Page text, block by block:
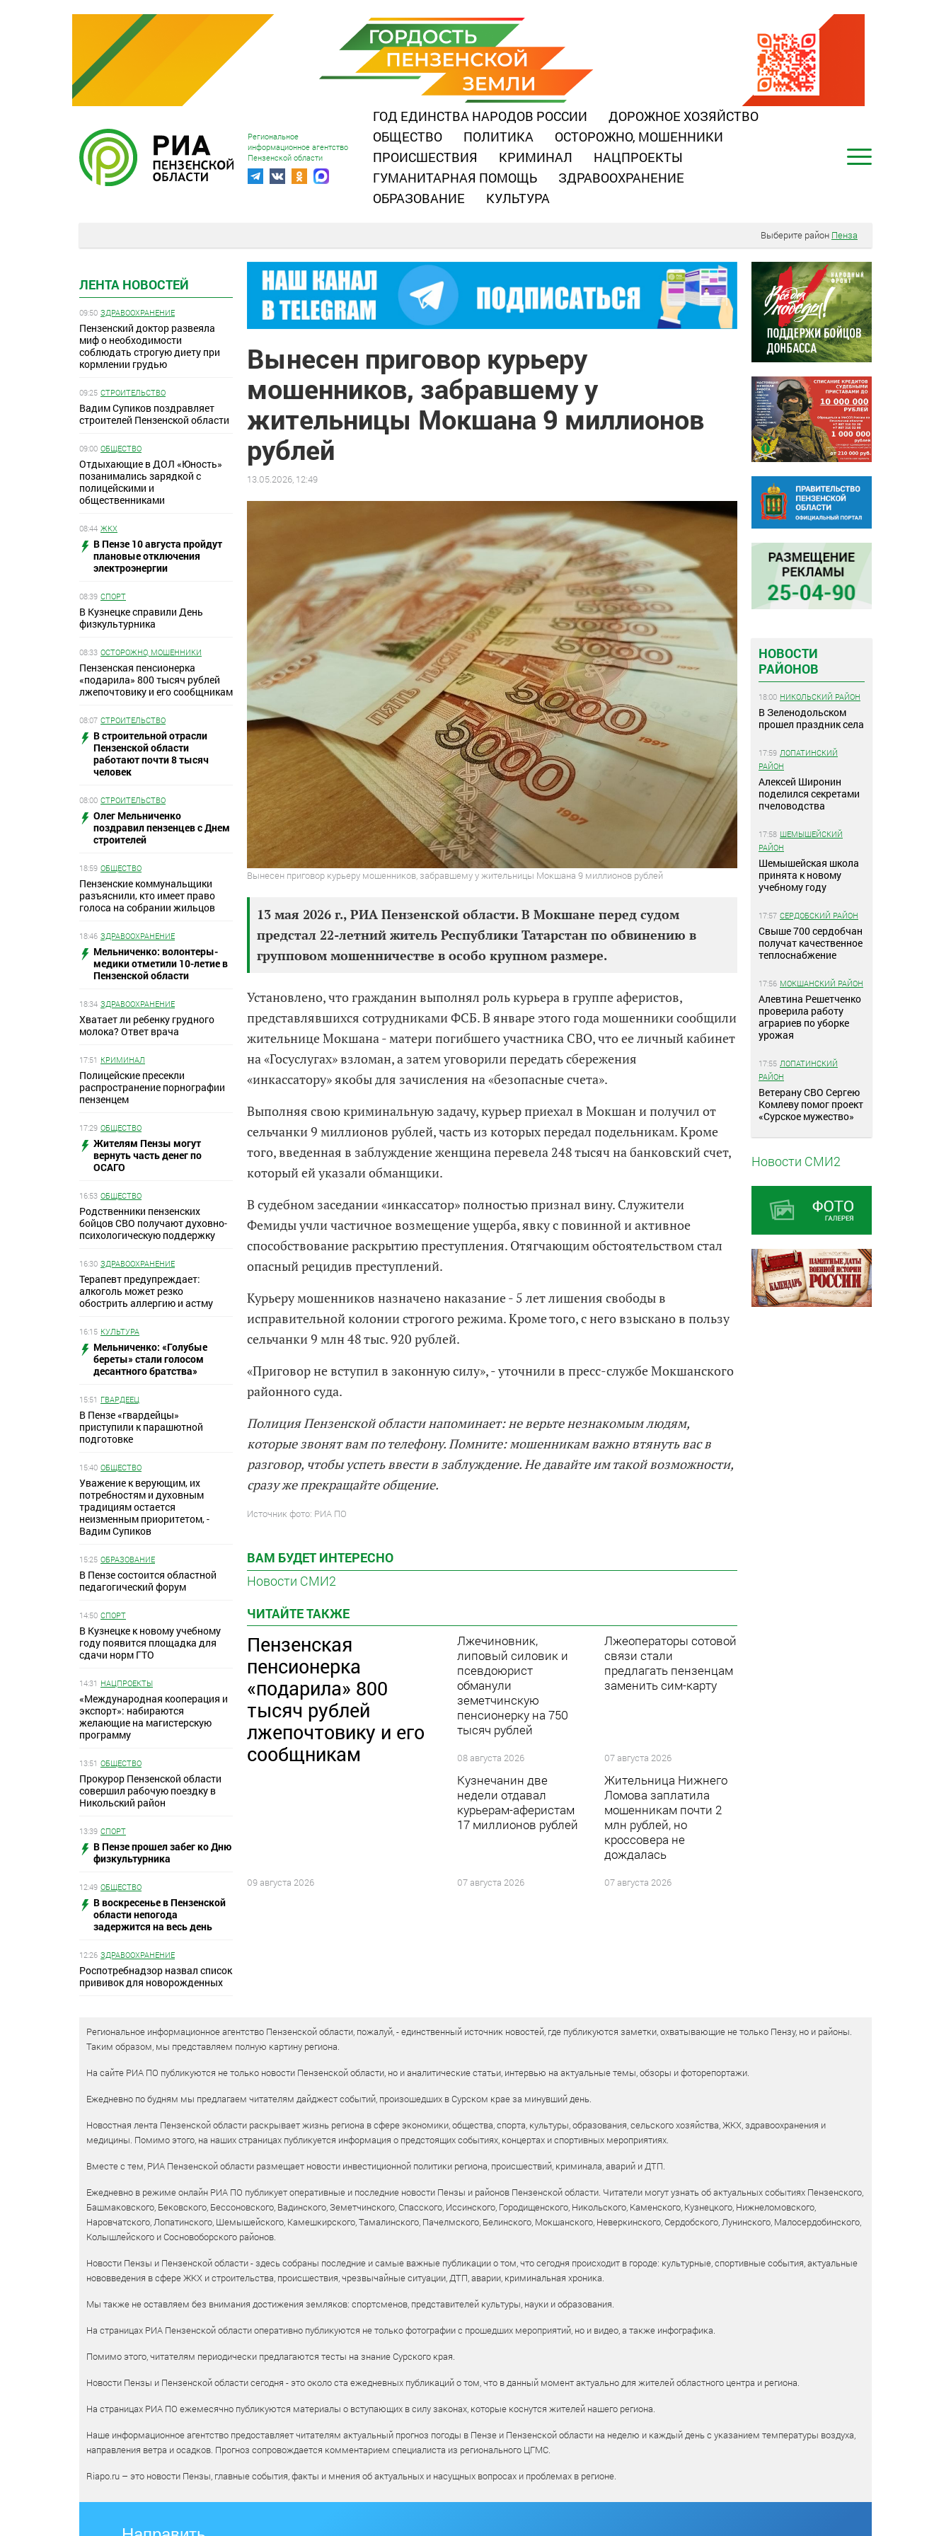
Региональное
информационное агентство
Пензенской области
ГОД ЕДИНСТВА НАРОДОВ РОССИИ
ДОРОЖНОЕ ХОЗЯЙСТВО
ОБЩЕСТВО
ПОЛИТИКА
ОСТОРОЖНО, МОШЕННИКИ
ПРОИСШЕСТВИЯ
КРИМИНАЛ
НАЦПРОЕКТЫ
ГУМАНИТАРНАЯ ПОМОЩЬ
ЗДРАВООХРАНЕНИЕ
ОБРАЗОВАНИЕ
КУЛЬТУРА
Выберите район Пенза
ЛЕНТА НОВОСТЕЙ
09:50 ЗДРАВООХРАНЕНИЕ
Пензенский доктор развеяла
миф о необходимости
соблюдать строгую диету при
кормлении грудью
09:25 СТРОИТЕЛЬСТВО
Вадим Супиков поздравляет
строителей Пензенской области
09:00 ОБЩЕСТВО
Отдыхающие в ДОЛ «Юность»
позанимались зарядкой с
полицейскими и
общественниками
08:44 ЖКХ
В Пензе 10 августа пройдут
плановые отключения
электроэнергии
08:39 СПОРТ
В Кузнецке справили День
физкультурника
08:33 ОСТОРОЖНО, МОШЕННИКИ
Пензенская пенсионерка
«подарила» 800 тысяч рублей
лжепочтовику и его сообщникам
08:07 СТРОИТЕЛЬСТВО
В строительной отрасли
Пензенской области
работают почти 8 тысяч
человек
08:00 СТРОИТЕЛЬСТВО
Олег Мельниченко
поздравил пензенцев с Днем
строителей
18:59 ОБЩЕСТВО
Пензенские коммунальщики
разъяснили, кто имеет право
голоса на собрании жильцов
18:46 ЗДРАВООХРАНЕНИЕ
Мельниченко: волонтеры-
медики отметили 10-летие в
Пензенской области
18:34 ЗДРАВООХРАНЕНИЕ
Хватает ли ребенку грудного
молока? Ответ врача
17:51 КРИМИНАЛ
Полицейские пресекли
распространение порнографии
пензенцем
17:29 ОБЩЕСТВО
Жителям Пензы могут
вернуть часть денег по
ОСАГО
16:53 ОБЩЕСТВО
Родственники пензенских
бойцов СВО получают духовно-
психологическую поддержку
16:30 ЗДРАВООХРАНЕНИЕ
Терапевт предупреждает:
алкоголь может резко
обострить аллергию и астму
16:15 КУЛЬТУРА
Мельниченко: «Голубые
береты» стали голосом
десантного братства»
15:51 ГВАРДЕЕЦ
В Пензе «гвардейцы»
приступили к парашютной
подготовке
15:40 ОБЩЕСТВО
Уважение к верующим, их
потребностям и духовным
традициям остается
неизменным приоритетом, -
Вадим Супиков
15:25 ОБРАЗОВАНИЕ
В Пензе состоится областной
педагогический форум
14:50 СПОРТ
В Кузнецке к новому учебному
году появится площадка для
сдачи норм ГТО
14:31 НАЦПРОЕКТЫ
«Международная кооперация и
экспорт»: набираются
желающие на магистерскую
программу
13:51 ОБЩЕСТВО
Прокурор Пензенской области
совершил рабочую поездку в
Никольский район
13:39 СПОРТ
В Пензе прошел забег ко Дню
физкультурника
12:49 ОБЩЕСТВО
В воскресенье в Пензенской
области непогода
задержится на весь день
12:26 ЗДРАВООХРАНЕНИЕ
Роспотребнадзор назвал список
прививок для новорожденных
Вынесен приговор курьеру
мошенников, забравшему у
жительницы Мокшана 9 миллионов
рублей
13.05.2026, 12:49
Вынесен приговор курьеру мошенников, забравшему у жительницы Мокшана 9 миллионов рублей
13 мая 2026 г., РИА Пензенской области. В Мокшане перед судом
предстал 22-летний житель Республики Татарстан по обвинению в
групповом мошенничестве в особо крупном размере.
Установлено, что гражданин выполнял роль курьера в группе аферистов,
представлявшихся сотрудниками ФСБ. В январе этого года мошенники сообщили
жительнице Мокшана - матери погибшего участника СВО, что ее личный кабинет
на «Госуслугах» взломан, а затем уговорили передать сбережения
«инкассатору» якобы для зачисления на «безопасные счета».
Выполняя свою криминальную задачу, курьер приехал в Мокшан и получил от
сельчанки 9 миллионов рублей, часть из которых передал подельникам. Кроме
того, введенная в заблуждение женщина перевела 248 тысяч на банковский счет,
который ей указали обманщики.
В судебном заседании «инкассатор» полностью признал вину. Служители
Фемиды учли частичное возмещение ущерба, явку с повинной и активное
способствование раскрытию преступления. Отягчающим обстоятельством стал
опасный рецидив преступлений.
Курьеру мошенников назначено наказание - 5 лет лишения свободы в
исправительной колонии строгого режима. Кроме того, с него взыскано в пользу
сельчанки 9 млн 48 тыс. 920 рублей.
«Приговор не вступил в законную силу», - уточнили в пресс-службе Мокшанского
районного суда.
Полиция Пензенской области напоминает: не верьте незнакомым людям,
которые звонят вам по телефону. Помните: мошенникам важно втянуть вас в
разговор, чтобы успеть ввести в заблуждение. Не давайте им такой возможности,
сразу же прекращайте общение.
Источник фото: РИА ПО
ВАМ БУДЕТ ИНТЕРЕСНО
Новости СМИ2
ЧИТАЙТЕ ТАКЖЕ
Пензенская
пенсионерка
«подарила» 800
тысяч рублей
лжепочтовику и его
сообщникам
09 августа 2026
Лжечиновник,
липовый силовик и
псевдоюрист
обманули
земетчинскую
пенсионерку на 750
тысяч рублей
08 августа 2026
Лжеоператоры сотовой
связи стали
предлагать пензенцам
заменить сим-карту
07 августа 2026
Кузнечанин две
недели отдавал
курьерам-аферистам
17 миллионов рублей
07 августа 2026
Жительница Нижнего
Ломова заплатила
мошенникам почти 2
млн рублей, но
кроссовера не
дождалась
07 августа 2026
НОВОСТИ
РАЙОНОВ
18:00 НИКОЛЬСКИЙ РАЙОН
В Зеленодольском
прошел праздник села
17:59 ЛОПАТИНСКИЙ
РАЙОН
Алексей Широнин
поделился секретами
пчеловодства
17:58 ШЕМЫШЕЙСКИЙ
РАЙОН
Шемышейская школа
принята к новому
учебному году
17:57 СЕРДОБСКИЙ РАЙОН
Свыше 700 сердобчан
получат качественное
теплоснабжение
17:56 МОКШАНСКИЙ РАЙОН
Алевтина Решетченко
проверила работу
аграриев по уборке
урожая
17:55 ЛОПАТИНСКИЙ
РАЙОН
Ветерану СВО Сергею
Комлеву помог проект
«Сурское мужество»
Новости СМИ2
Региональное информационное агентство Пензенской области, пожалуй, - единственный источник новостей, где публикуются заметки, охватывающие не только Пензу, но и районы.
Таким образом, мы представляем полную картину региона.
На сайте РИА ПО публикуются не только новости Пензенской области, но и аналитические статьи, интервью на актуальные темы, обзоры и фоторепортажи.
Ежедневно по будням мы предлагаем читателям дайджест событий, произошедших в Сурском крае за минувший день.
Новостная лента Пензенской области раскрывает жизнь региона в сфере экономики, общества, спорта, культуры, образования, сельского хозяйства, ЖКХ, здравоохранения и
медицины. Помимо этого, на наших страницах публикуется информация о предстоящих событиях, концертах и спортивных мероприятиях.
Вместе с тем, РИА Пензенской области размещает новости инвестиционной политики региона, происшествий, криминала, аварий и ДТП.
Ежедневно в режиме онлайн РИА ПО публикует оперативные и последние новости Пензы и районов Пензенской области. Читатели могут узнать об актуальных событиях Пензенского,
Башмаковского, Бековского, Бессоновского, Вадинского, Земетчинского, Спасского, Иссинского, Городищенского, Никольского, Каменского, Кузнецкого, Нижнеломовского,
Наровчатского, Лопатинского, Шемышейского, Камешкирского, Тамалинского, Пачелмского, Белинского, Мокшанского, Неверкинского, Сердобского, Лунинского, Малосердобинского,
Колышлейского и Сосновоборского районов.
Новости Пензы и Пензенской области - здесь собраны последние и самые важные публикации о том, что сегодня происходит в городе: культурные, спортивные события, актуальные
нововведения в сфере ЖКХ и строительства, происшествия, чрезвычайные ситуации, ДТП, аварии, криминальная хроника.
Мы также не оставляем без внимания достижения земляков: спортсменов, представителей культуры, науки и образования.
На страницах РИА Пензенской области оперативно публикуются не только фотографии с прошедших мероприятий, но и видео, а также инфографика.
Помимо этого, читателям периодически предлагаются тесты на знание Сурского края.
Новости Пензы и Пензенской области сегодня - это около ста ежедневных публикаций о том, что в данный момент актуально для жителей областного центра и региона.
На страницах РИА ПО ежемесячно публикуются материалы о вступающих в силу законах, которые коснутся жителей нашего региона.
Наше информационное агентство предоставляет читателям актуальный прогноз погоды в Пензе и Пензенской области на неделю и каждый день с указанием температуры воздуха,
направления ветра и осадков. Прогноз сопровождается комментарием специалиста из регионального ЦГМС.
Riapo.ru – это новости Пензы, главные события, факты и мнения об актуальных и насущных вопросах и проблемах в регионе.